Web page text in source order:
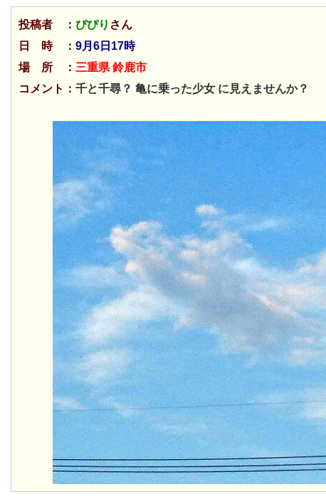
投稿者 ： ぴぴり さん
日 時 ： 9月6日17時
場 所 ： 三重県 鈴鹿市
コメント： 千と千尋？ 亀に乗った少女 に見えませんか？